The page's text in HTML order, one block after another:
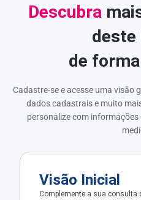
Descubra
deste
de
Cadastre-se e acesse uma visão
dados cadastrais e muito
personalize com
Visão Inicial
Complemente a sua consulta